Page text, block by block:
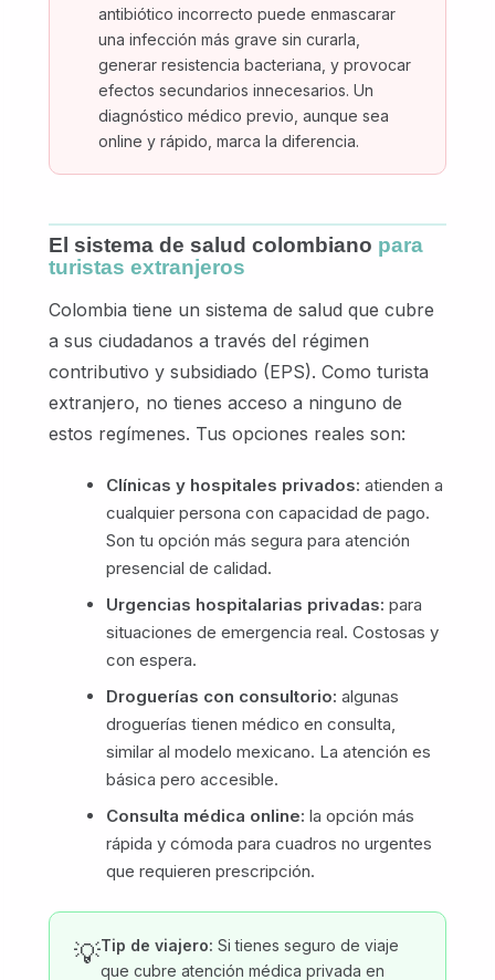
antibiótico incorrecto puede enmascarar
una infección más grave sin curarla,
generar resistencia bacteriana, y provocar
efectos secundarios innecesarios. Un
diagnóstico médico previo, aunque sea
online y rápido, marca la diferencia.
El sistema de salud colombiano para
turistas extranjeros
Colombia tiene un sistema de salud que cubre
a sus ciudadanos a través del régimen
contributivo y subsidiado (EPS). Como turista
extranjero, no tienes acceso a ninguno de
estos regímenes. Tus opciones reales son:
Clínicas y hospitales privados: atienden a
cualquier persona con capacidad de pago.
Son tu opción más segura para atención
presencial de calidad.
Urgencias hospitalarias privadas: para
situaciones de emergencia real. Costosas y
con espera.
Droguerías con consultorio: algunas
droguerías tienen médico en consulta,
similar al modelo mexicano. La atención es
básica pero accesible.
Consulta médica online: la opción más
rápida y cómoda para cuadros no urgentes
que requieren prescripción.
💡Tip de viajero: Si tienes seguro de viaje
que cubre atención médica privada en